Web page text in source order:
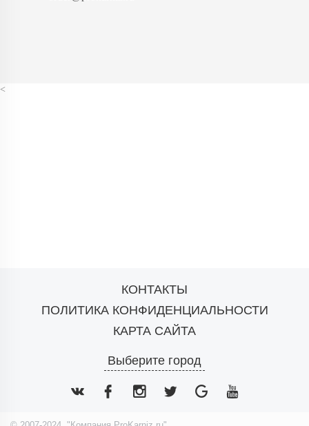
<
КОНТАКТЫ
ПОЛИТИКА КОНФИДЕНЦИАЛЬНОСТИ
КАРТА САЙТА
Выберите город